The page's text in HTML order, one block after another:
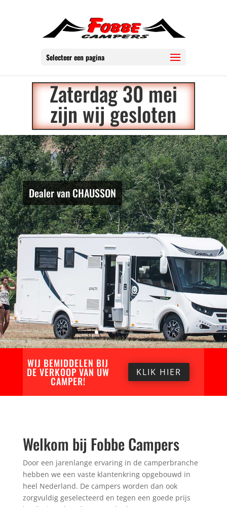
Selecteer een pagina
Zaterdag 30 mei
zijn wij gesloten
Dealer van CHAUSSON
WIJ BEMIDDELEN BIJ
DE VERKOOP VAN UW
CAMPER!
KLIK HIER
Welkom bij Fobbe Campers
Door een jarenlange ervaring in de camperbranche
hebben we een vaste klantenkring opgebouwd in
heel Nederland. De campers worden dan ook
zorgvuldig geselecteerd en tegen een goede prijs